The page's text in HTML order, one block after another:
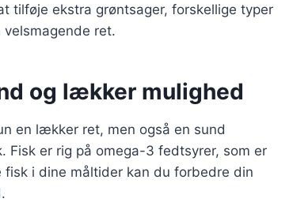
tilføje ekstra grøntsager, forskellige typer
ret.
og lækker mulighed
en lækker ret, men også en sund
Fisk er rig på omega-3 fedtsyrer, som er
i dine måltider kan du forbedre din